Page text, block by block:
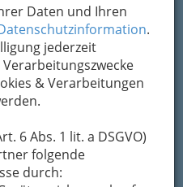
Daten und Ihren
.
jederzeit
& Verarbeitungen
6 Abs. 1 lit. a DSGVO)
folgende
durch:
vor Spam-Mails zu
an dieser Stelle zur
ein sicheres
wird nach dem
per Mail an das
Wärme GmbH